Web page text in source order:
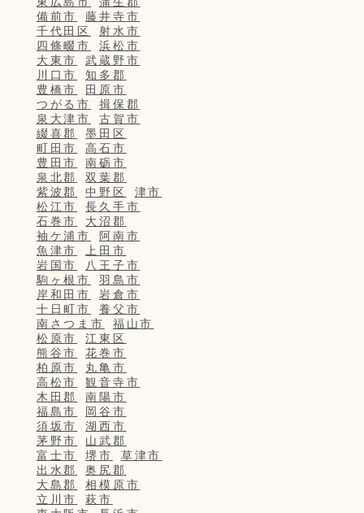
備前市
藤井寺市
千代田区
射水市
四條畷市
浜松市
大東市
武蔵野市
川口市
知多郡
豊橋市
田原市
つがる市
揖保郡
泉大津市
古賀市
綴喜郡
墨田区
町田市
高石市
豊田市
南砺市
泉北郡
双葉郡
紫波郡
中野区
津市
松江市
長久手市
石巻市
大沼郡
袖ケ浦市
阿南市
魚津市
上田市
岩国市
八王子市
駒ヶ根市
羽島市
岸和田市
岩倉市
十日町市
養父市
南さつま市
福山市
松原市
江東区
熊谷市
花巻市
柏原市
丸亀市
高松市
観音寺市
木田郡
南陽市
福島市
岡谷市
須坂市
湖西市
茅野市
山武郡
富士市
堺市
草津市
出水郡
奥尻郡
大島郡
相模原市
立川市
萩市